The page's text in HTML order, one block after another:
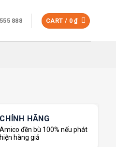
888 CART / 0₫
CHÍNH HÃNG
Amico đền bù 100% nếu phát
hiện hàng giả